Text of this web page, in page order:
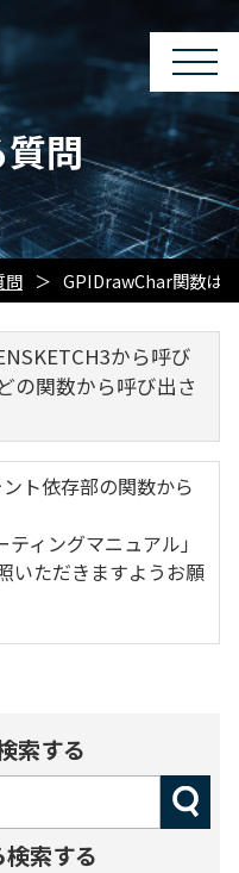
問
問 GPIDrawChar関数は
から呼び
の関数から呼び出さ
ト依存部の関数から
ィングマニュアル」
いただきますようお願
索する
索する